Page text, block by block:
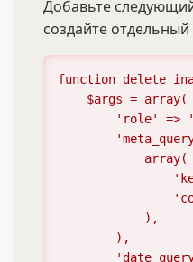
Добавьте
создайте
function